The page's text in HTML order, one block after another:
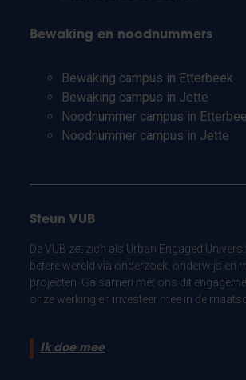
Bewaking en noodnummers
Bewaking campus in Etterbeek
Bewaking campus in Jette
Noodnummer campus in
Noodnummer campus in Jette
Steun VUB
De VUB zet zich als Urban Engaged
betere wereld via onderzoek, onderwijs en
projecten. Ga samen met ons dit
onze werking en investeer mee in de
Ik doe mee